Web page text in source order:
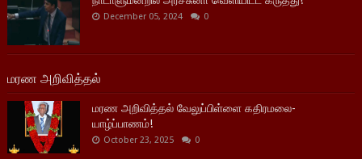
December 05, 2024 0
மரண அறிவித்தல்
மரண அறிவித்தல் வேலுப்பிள்ளை கதிரமலை-
யாழ்ப்பாணம்!
October 23, 2025 0